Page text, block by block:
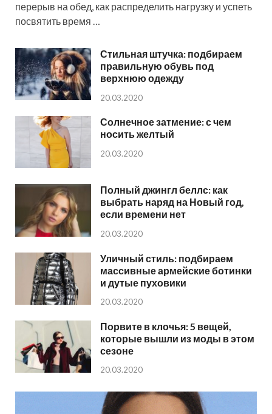
перерыв на обед, как распределить нагрузку и успеть
посвятить время …
Стильная штучка: подбираем
правильную обувь под
верхнюю одежду
20.03.2020
Солнечное затмение: с чем
носить желтый
20.03.2020
Полный джингл беллс: как
выбрать наряд на Новый год,
если времени нет
20.03.2020
Уличный стиль: подбираем
массивные армейские ботинки
и дутые пуховики
20.03.2020
Порвите в клочья: 5 вещей,
которые вышли из моды в этом
сезоне
20.03.2020